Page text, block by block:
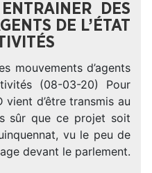
DES
DE L’ÉTAT
mouvements d’agents
(08-03-20) Pour
d’être transmis au
sûr que ce projet soit
vu le peu de
devant le parlement.